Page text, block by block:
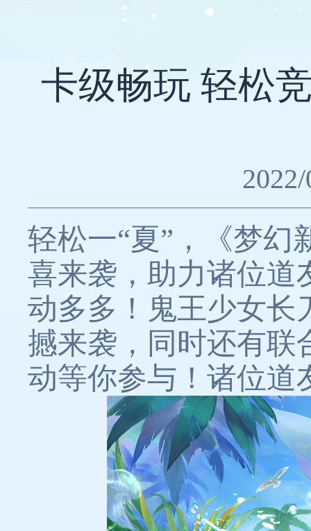
卡级畅玩 轻松
轻松一“夏”，《梦幻
喜来袭，助力诸位道
动多多！鬼王少女长
撼来袭，同时还有联
动等你参与！诸位道